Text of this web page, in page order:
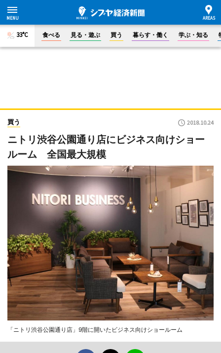
33°C 食べる 見る・遊ぶ 買う 暮らす・働く 学ぶ・知る
買う 2018.10.24
ニトリ渋谷公園通り店にビジネス向けショー
ルーム 全国最大規模
「ニトリ渋谷公園通り店」9階に開いたビジネス向けショールーム